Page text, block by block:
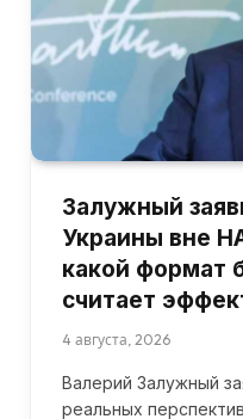
Залужный
Украины вне
какой формат
считает
4 августа, 2026
Валерий Залужный
реальных